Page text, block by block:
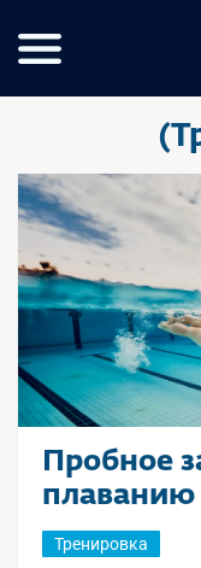
Пробное
плаванию
Тренировка